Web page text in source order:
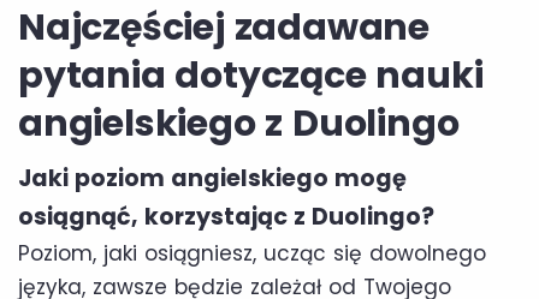
Najczęściej zadawane
pytania dotyczące nauki
angielskiego z Duolingo
Jaki poziom angielskiego mogę
osiągnąć, korzystając z Duolingo?
Poziom, jaki osiągniesz, ucząc się dowolnego
języka, zawsze będzie zależał od Twojego